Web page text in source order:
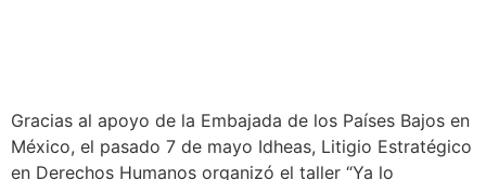
Gracias al apoyo de la Embajada de los Países Bajos en
México, el pasado 7 de mayo Idheas, Litigio Estratégico
en Derechos Humanos organizó el taller “Ya lo